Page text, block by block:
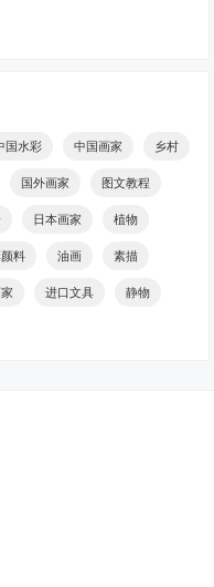
国水彩 中国画家 乡村
国外画家 图文教程
日本画家 植物
料 油画 素描
进口文具 静物